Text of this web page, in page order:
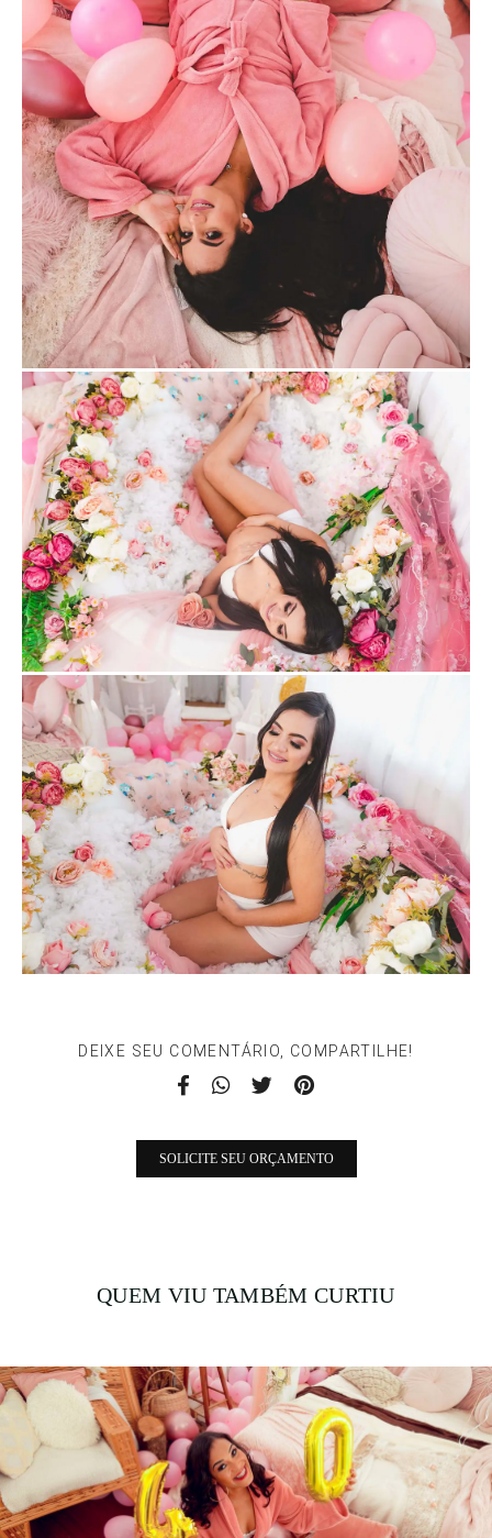
DEIXE SEU COMENTÁRIO, COMPARTILHE!
SOLICITE SEU ORÇAMENTO
QUEM VIU TAMBÉM CURTIU